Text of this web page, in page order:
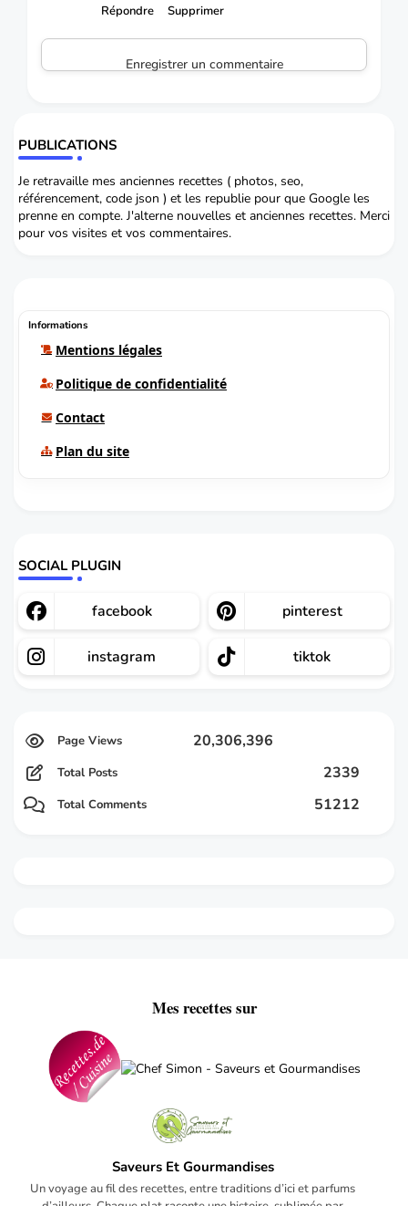
Répondre Supprimer
Enregistrer un commentaire
PUBLICATIONS
Je retravaille mes anciennes recettes ( photos, seo,
référencement, code json ) et les republie pour que Google les
prenne en compte. J'alterne nouvelles et anciennes recettes. Merci
pour vos visites et vos commentaires.
Informations
Mentions légales
Politique de confidentialité
Contact
Plan du site
SOCIAL PLUGIN
facebook pinterest
instagram tiktok
20,306,396
Total Posts 2339
Total Comments 51212
Mes recettes sur
Saveurs Et Gourmandises
Un voyage au fil des recettes, entre traditions d’ici et parfums